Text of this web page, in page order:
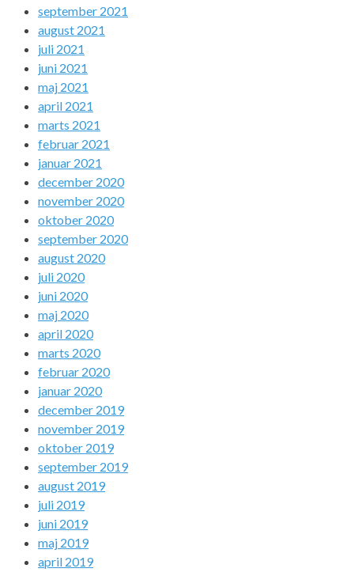
september 2021
august 2021
juli 2021
juni 2021
maj 2021
april 2021
marts 2021
februar 2021
januar 2021
december 2020
november 2020
oktober 2020
september 2020
august 2020
juli 2020
juni 2020
maj 2020
april 2020
marts 2020
februar 2020
januar 2020
december 2019
november 2019
oktober 2019
september 2019
august 2019
juli 2019
juni 2019
maj 2019
april 2019